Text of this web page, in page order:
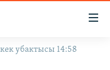
убактысы 14:58